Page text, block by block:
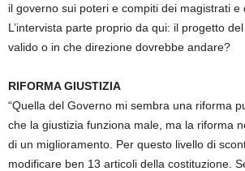
il governo sui poteri e compiti dei magistrati e
L’intervista parte proprio da qui: il progetto
valido o in che direzione dovrebbe andare?
RIFORMA GIUSTIZIA
“Quella del Governo mi sembra una riforma
che la giustizia funziona male, ma la riforma
di un miglioramento. Per questo livello di
modificare ben 13 articoli della costituzione.